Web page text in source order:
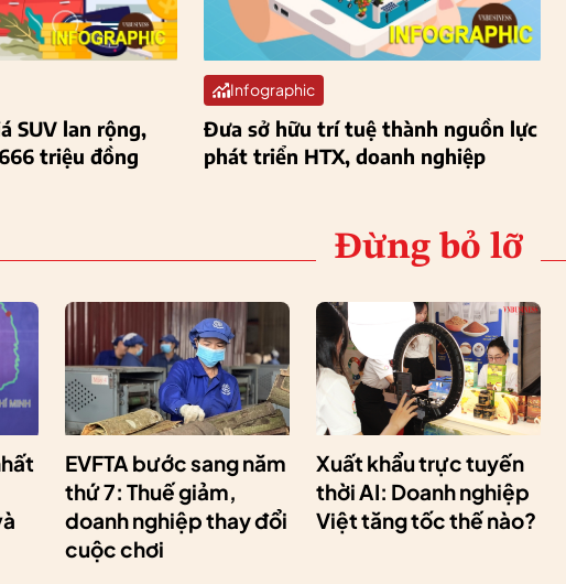
SUV lan rộng,
triệu đồng
Infographic
Đưa sở hữu trí tuệ thành nguồn lực
phát triển HTX, doanh nghiệp
Đừng bỏ lỡ
EVFTA bước sang năm
thứ 7: Thuế giảm,
doanh nghiệp thay đổi
cuộc chơi
Xuất khẩu trực tuyến
thời AI: Doanh nghiệp
Việt tăng tốc thế nào?